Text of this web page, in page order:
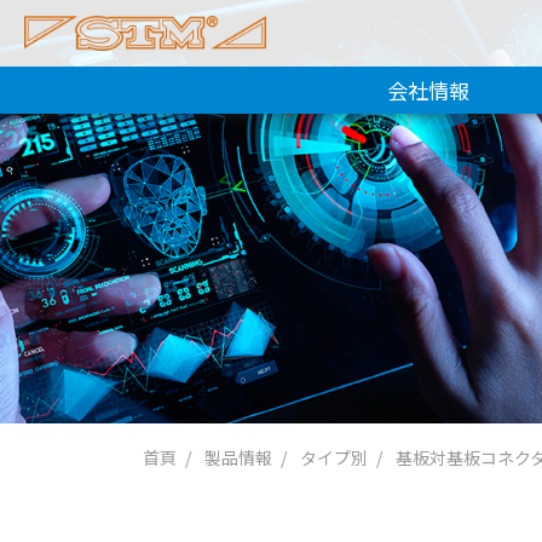
会社情報
首頁 製品情報 タイプ別 基板対基板コネク